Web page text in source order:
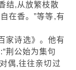
结,从放繁枝散
在香。”等等,有
诗选》。他有
荆公始为集句
偶,往往亲切过